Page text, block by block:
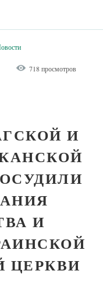
718 просмотров
И
И
ЦЕРКВИ